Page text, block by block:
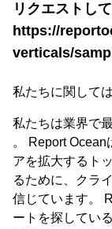
リクエストし
https://
verticals/
私たちに関しては
私たちは業界で
。 Report Ocean
アを拡大するト
るために、クラ
信じています。
ートを探してい